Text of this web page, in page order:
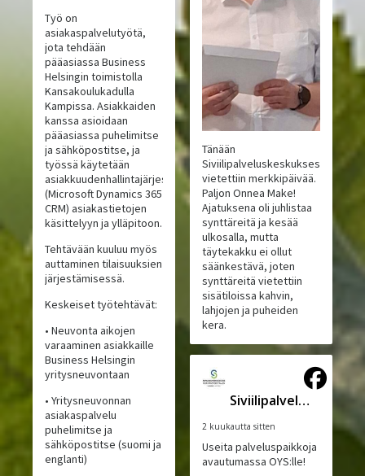
Työ on
asiakaspalvelutyötä,
jota tehdään
pääasiassa Business
Helsingin toimistolla
Kansakoulukadulla
Kampissa. Asiakkaiden
kanssa asioidaan
pääasiassa puhelimitse
ja sähköpostitse, ja
työssä käytetään
asiakkuudenhallintajärjestelmää
(Microsoft Dynamics 365
CRM) asiakastietojen
käsittelyyn ja ylläpitoon.
Tehtävään kuuluu myös
auttaminen tilaisuuksien
järjestämisessä.
Keskeiset työtehtävät:
• Neuvonta aikojen
varaaminen asiakkaille
Business Helsingin
yritysneuvontaan
• Yritysneuvonnan
asiakaspalvelu
puhelimitse ja
sähköpostitse (suomi ja
englanti)
Tänään
Siviilipalveluskeskuksessa
vietettiin merkkipäivää.
Paljon Onnea Make!
Ajatuksena oli juhlistaa
synttäreitä ja kesää
ulkosalla, mutta
täytekakku ei ollut
säänkestävä, joten
synttäreitä vietettiin
sisätiloissa kahvin,
lahjojen ja puheiden
kera.
Siviilipalveluskeskus
2 kuukautta sitten
Useita palveluspaikkoja
avautumassa OYS:lle!